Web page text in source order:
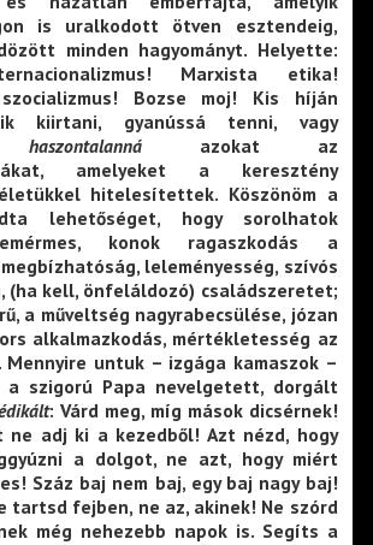
is uralkodott ötven esztendeig,
minden hagyományt. Helyette:
Marxista etika!
szocializmus! Bozse moj! Kis híján
kiirtani, gyanússá tenni, vagy
haszontalannáazokat az
amelyeket a keresztény
hitelesítettek. Köszönöm a
lehetőséget, hogy sorolhatok
konok ragaszkodás a
leleményesség, szívós
(ha kell, önfeláldozó) családszeretet;
a műveltség nagyrabecsülése, józan
alkalmazkodás, mértékletesség az
Mennyire untuk – izgága kamaszok –
a szigorú Papa nevelgetett, dorgált
: Várd meg, míg mások dicsérnek!
ne adj ki a kezedből! Azt nézd, hogy
a dolgot, ne azt, hogy miért
Száz baj nem baj, egy baj nagy baj!
tartsd fejben, ne az, akinek! Ne szórd
még nehezebb napok is. Segíts a